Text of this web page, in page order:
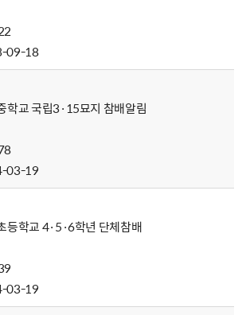
09-18
학교 국립3·15묘지 참배알림
03-19
등학교 4·5·6학년 단체참배
03-19